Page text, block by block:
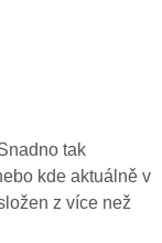
tak
kde aktuálně v
z více než